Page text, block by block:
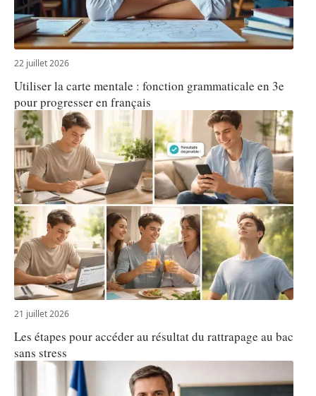
22 juillet 2026
Utiliser la carte mentale : fonction grammaticale en 3e
pour progresser en français
21 juillet 2026
Les étapes pour accéder au résultat du rattrapage au bac
sans stress